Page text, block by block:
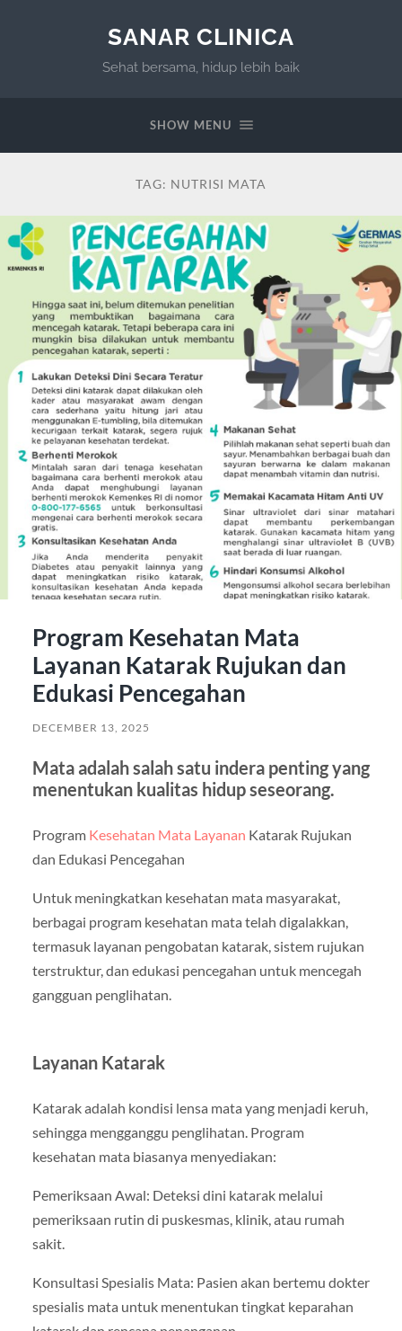
SANAR CLINICA
Sehat bersama, hidup lebih baik
SHOW MENU
TAG: NUTRISI MATA
Program Kesehatan Mata
Layanan Katarak Rujukan dan
Edukasi Pencegahan
DECEMBER 13, 2025
Mata adalah salah satu indera penting yang
menentukan kualitas hidup seseorang.
Program Kesehatan Mata Layanan Katarak Rujukan
dan Edukasi Pencegahan
Untuk meningkatkan kesehatan mata masyarakat,
berbagai program kesehatan mata telah digalakkan,
termasuk layanan pengobatan katarak, sistem rujukan
terstruktur, dan edukasi pencegahan untuk mencegah
gangguan penglihatan.
Layanan Katarak
Katarak adalah kondisi lensa mata yang menjadi keruh,
sehingga mengganggu penglihatan. Program
kesehatan mata biasanya menyediakan:
Pemeriksaan Awal: Deteksi dini katarak melalui
pemeriksaan rutin di puskesmas, klinik, atau rumah
sakit.
Konsultasi Spesialis Mata: Pasien akan bertemu dokter
spesialis mata untuk menentukan tingkat keparahan